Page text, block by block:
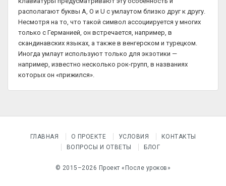
располагают буквы A, O и U с умлаутом близко друг к другу.
Несмотря на то, что такой символ ассоциируется у многих
только с Германией, он встречается, например, в
скандинавских языках, а также в венгерском и турецком.
Иногда умлаут используют только для экзотики —
например, известно несколько рок-групп, в названиях
которых он «прижился».
ГЛАВНАЯ О ПРОЕКТЕ УСЛОВИЯ
КОНТАКТЫ
ВОПРОСЫ И ОТВЕТЫ
БЛОГ
© 2015–2026 Проект «После уроков»